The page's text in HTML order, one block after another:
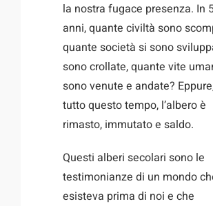
la nostra fugace presenza. In
anni, quante civiltà sono
quante società si sono
sono crollate, quante vite
sono venute e andate?
tutto questo tempo, l’albero è
rimasto, immutato e saldo.
Questi alberi secolari sono le
testimonianze di un mondo
esisteva prima di noi e che